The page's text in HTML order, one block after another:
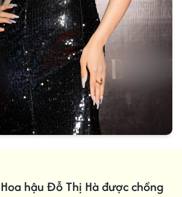
Hoa hậu Đỗ Thị Hà được chồng